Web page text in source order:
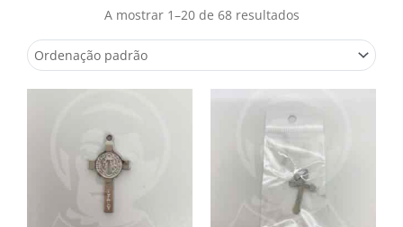
A mostrar 1–20 de 68 resultados